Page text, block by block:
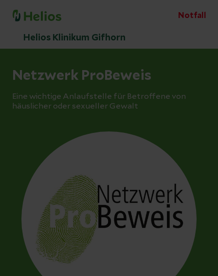
Notfall
Helios Klinikum Gifhorn
Netzwerk ProBeweis
Eine wichtige Anlaufstelle für Betroffene von
häuslicher oder sexueller Gewalt